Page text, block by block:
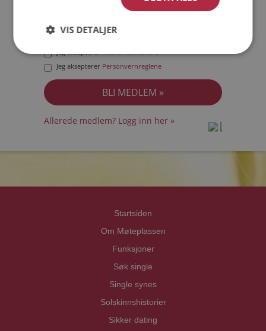
Jeg akseptererMedlemsvilkårene
Jeg aksepterer Personvernreglene
Allerede medlem? Logg inn her »
Startsiden
Om Møteplassen
Funksjoner
Søk single
Single synes
Solskinnshistorier
Sikker dating
VIS DETALJER